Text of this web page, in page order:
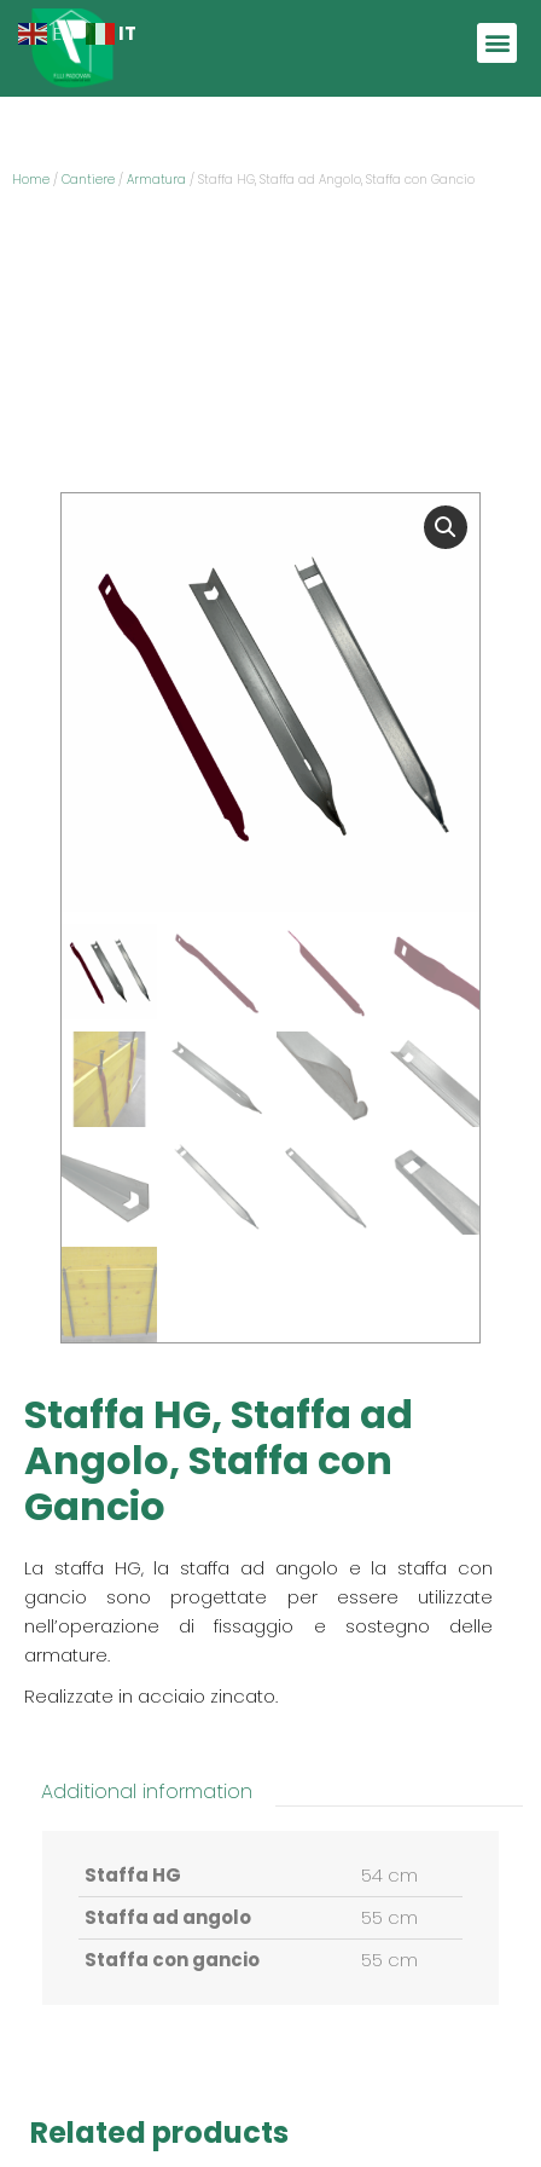
Home / Cantiere / Armatura / Staffa HG, Staffa ad Angolo, Staffa con Gancio
Staffa HG, Staffa ad
Angolo, Staffa con
Gancio
La staffa HG, la staffa ad angolo e la staffa con
gancio sono progettate per essere utilizzate
nell’operazione di fissaggio e sostegno delle
armature.
Realizzate in acciaio zincato.
Additional information
Staffa HG
54 cm
Staffa ad angolo
55 cm
Staffa con gancio
55 cm
Related products
EN IT